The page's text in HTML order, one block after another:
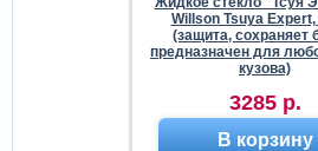
Willson Tsuya
(защита, сохраняет
предназначен для
кузова)
3285 р.
В корзину